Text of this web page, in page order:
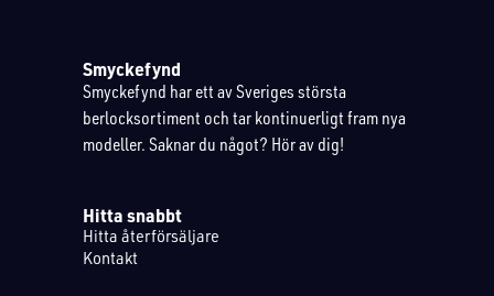
Smyckefynd
Smyckefynd har ett av Sveriges största
berlocksortiment och tar kontinuerligt fram nya
modeller. Saknar du något? Hör av dig!
Hitta snabbt
Hitta återförsäljare
Kontakt